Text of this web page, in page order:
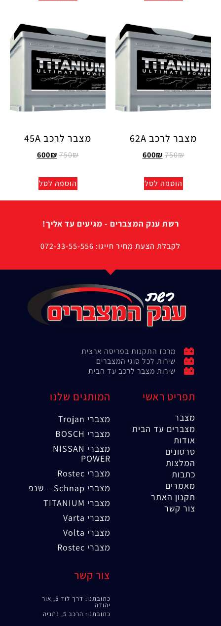
מצבר לרכב 62A
750₪
600₪
הוספה לסל
מצבר לרכב 45A
750₪
600₪
הוספה לסל
רשת ענק המצברים - מגיעים עד אליך!
לקבלת הצעת מחיר חייגו: 072-33-55-556
מרכז התקנות בפריסה ארצית
שירות לכל סוגי המצברים
שירות מצבר לרכב עד הבית
תפריט ראשי
מצבר
מצברים עד הבית
אודות
סרטונים
המלצות
כתבות
מאמרים
תקנון האתר
צור קשר
המותגים שלנו
מצברי Trojan
מצברי BOSCH
מצברי NISSAN
POWER
מצברי Rostec
מצברי Schnap – שנפ
מצברי TITANIUM
מצברי Varta
מצברי Volta
מצברי Rostec
צור קשר
כתובתנו: דרך לוד 5, אור
יהודה
כתובתנו: הרכב 5, נתניה